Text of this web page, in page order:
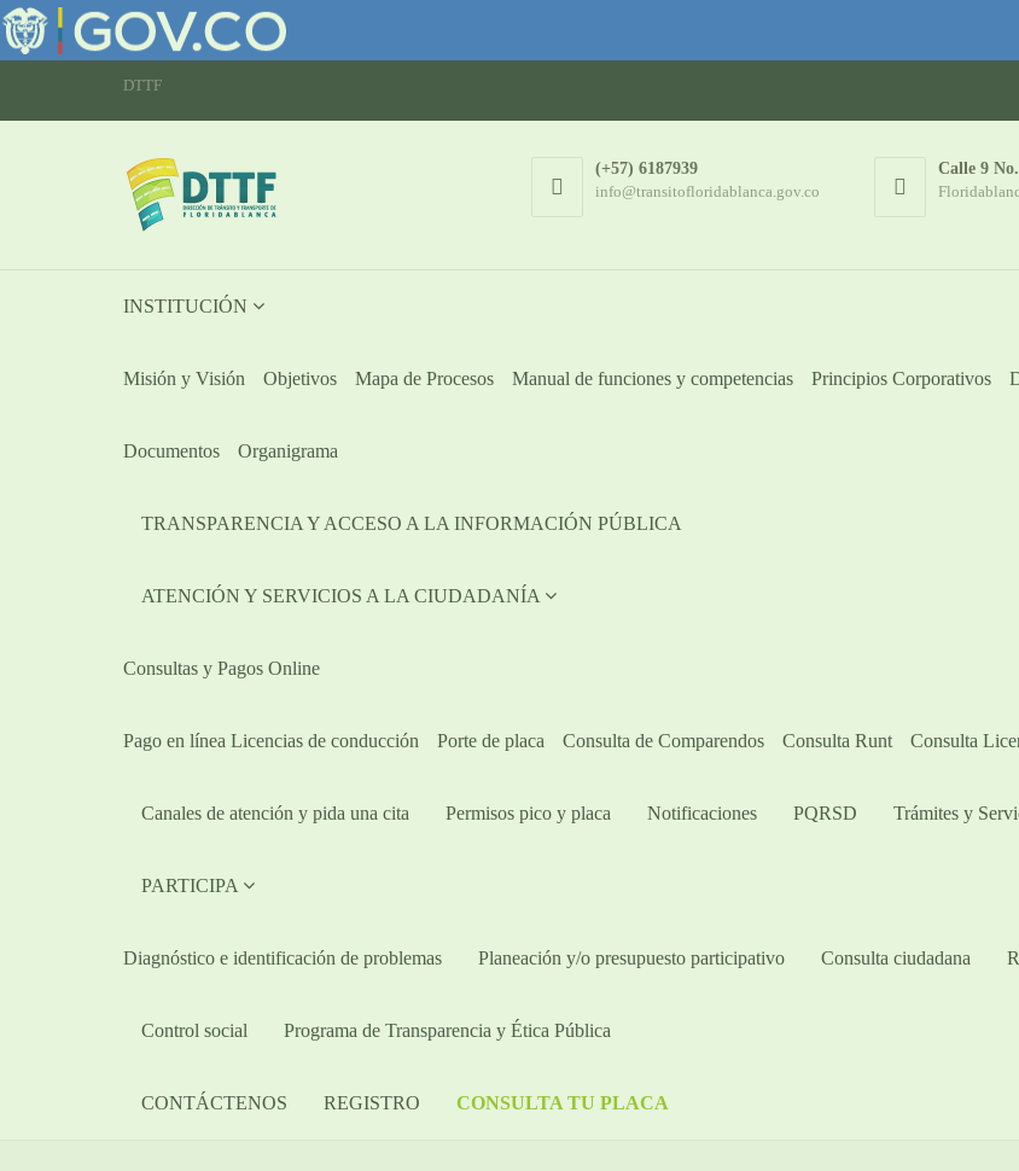
DTTF
(+57) 6187939
info@transitofloridablanca.gov.co
Calle 9
INSTITUCIÓN
Misión y Visión Objetivos Mapa de Procesos Manual de funciones y competencias Principios Corporativos
Documentos Organigrama
TRANSPARENCIA Y ACCESO A LA INFORMACIÓN PÚBLICA
ATENCIÓN Y SERVICIOS A LA CIUDADANÍA
Consultas y Pagos Online
Pago en línea Licencias de conducción Porte de placa Consulta de Comparendos Consulta Runt Consulta
Canales de atención y pida una cita Permisos pico y placa Notificaciones PQRSD Trámites y
PARTICIPA
Diagnóstico e identificación de problemas Planeación y/o presupuesto participativo​ Consulta ciudadana
Control social Programa de Transparencia y Ética Pública
CONTÁCTENOS REGISTRO CONSULTA TU PLACA